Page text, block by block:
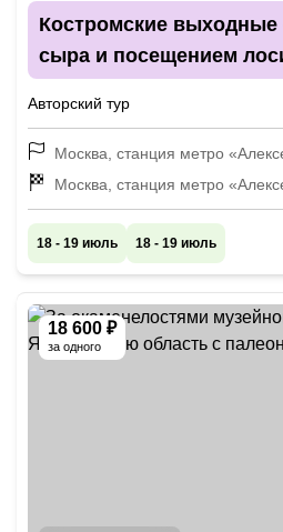
Костромские выходные
сыра и посещением
Авторский тур
Москва, станция метро
Москва, станция метро
18 - 19 июль 18 - 19 июль
18 600 ₽
за одного